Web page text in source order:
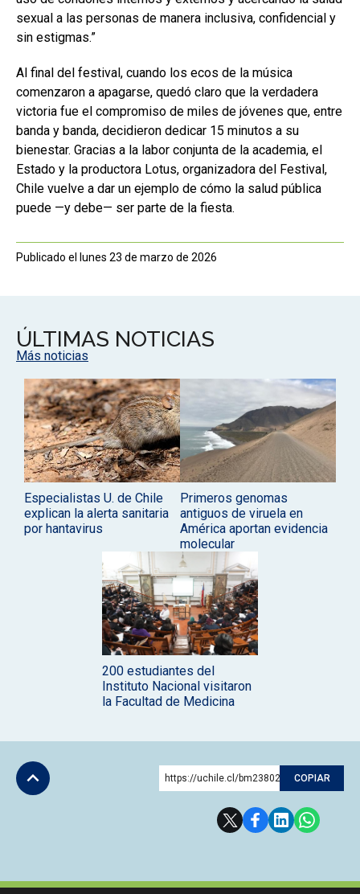
sexual a las personas de manera inclusiva, confidencial y
sin estigmas.”
Al final del festival, cuando los ecos de la música
comenzaron a apagarse, quedó claro que la verdadera
victoria fue el compromiso de miles de jóvenes que, entre
banda y banda, decidieron dedicar 15 minutos a su
bienestar. Gracias a la labor conjunta de la academia, el
Estado y la productora Lotus, organizadora del Festival,
Chile vuelve a dar un ejemplo de cómo la salud pública
puede —y debe— ser parte de la fiesta.
Publicado el lunes 23 de marzo de 2026
ÚLTIMAS NOTICIAS
Más noticias
Especialistas U. de Chile
explican la alerta sanitaria
por hantavirus
Primeros genomas
antiguos de viruela en
América aportan evidencia
molecular
200 estudiantes del
Instituto Nacional visitaron
la Facultad de Medicina
https://uchile.cl/bm238029 COPIAR